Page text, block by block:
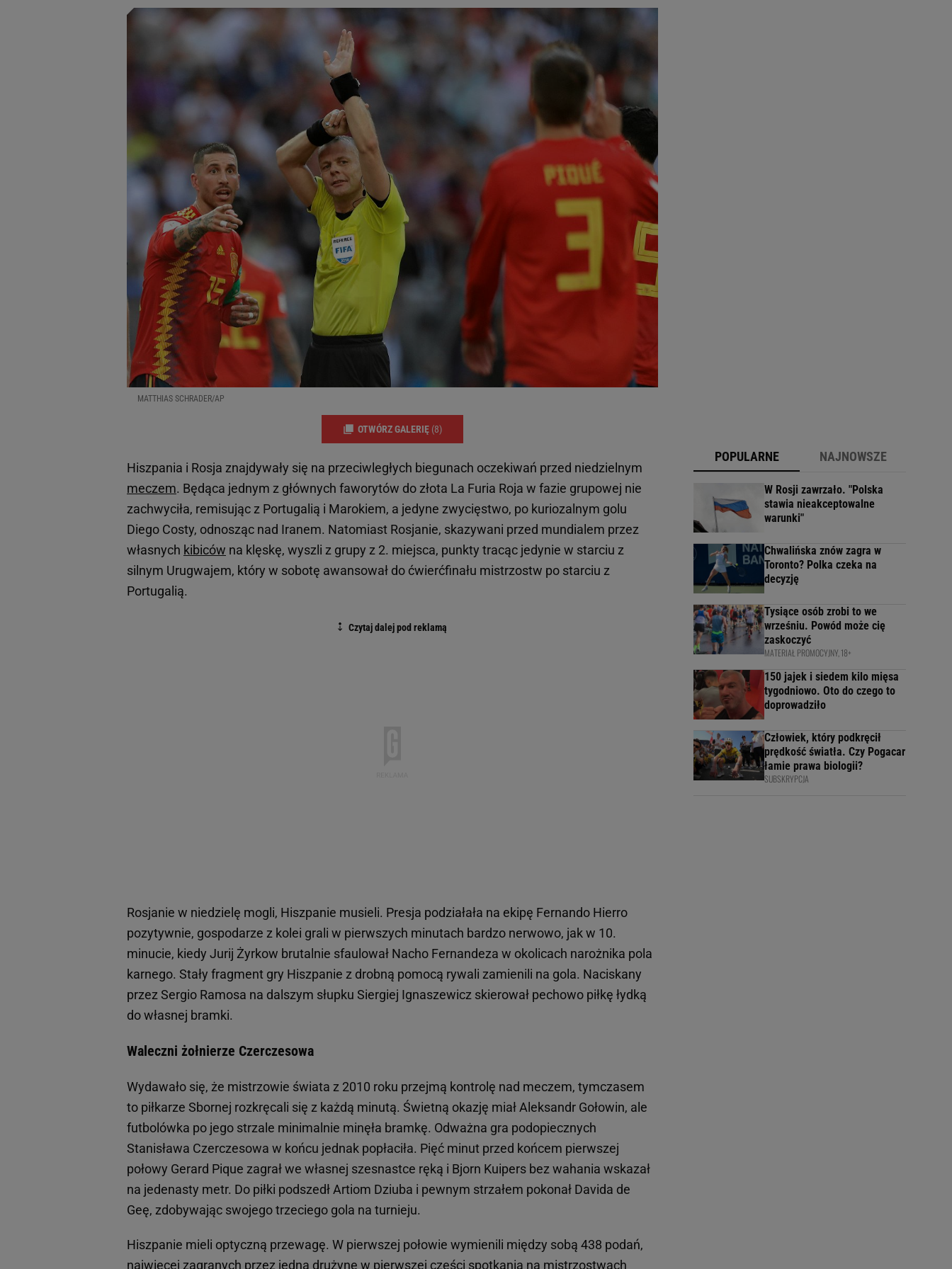
MATTHIAS SCHRADER/AP
OTWÓRZ GALERIĘ (8)
Hiszpania i Rosja znajdywały się na przeciwległych biegunach oczekiwań przed niedzielnym
meczem. Będąca jednym z głównych faworytów do złota La Furia Roja w fazie grupowej nie
zachwyciła, remisując z Portugalią i Marokiem, a jedyne zwycięstwo, po kuriozalnym golu
Diego Costy, odnosząc nad Iranem. Natomiast Rosjanie, skazywani przed mundialem przez
własnych kibiców na klęskę, wyszli z grupy z 2. miejsca, punkty tracąc jedynie w starciu z
silnym Urugwajem, który w sobotę awansował do ćwierćfinału mistrzostw po starciu z
Portugalią.
Rosjanie w niedzielę mogli, Hiszpanie musieli. Presja podziałała na ekipę Fernando Hierro
pozytywnie, gospodarze z kolei grali w pierwszych minutach bardzo nerwowo, jak w 10.
minucie, kiedy Jurij Żyrkow brutalnie sfaulował Nacho Fernandeza w okolicach narożnika pola
karnego. Stały fragment gry Hiszpanie z drobną pomocą rywali zamienili na gola. Naciskany
przez Sergio Ramosa na dalszym słupku Siergiej Ignaszewicz skierował pechowo piłkę łydką
do własnej bramki.
Waleczni żołnierze Czerczesowa
Wydawało się, że mistrzowie świata z 2010 roku przejmą kontrolę nad meczem, tymczasem
to piłkarze Sbornej rozkręcali się z każdą minutą. Świetną okazję miał Aleksandr Gołowin, ale
futbolówka po jego strzale minimalnie minęła bramkę. Odważna gra podopiecznych
Stanisława Czerczesowa w końcu jednak popłaciła. Pięć minut przed końcem pierwszej
połowy Gerard Pique zagrał we własnej szesnastce ręką i Bjorn Kuipers bez wahania wskazał
na jedenasty metr. Do piłki podszedł Artiom Dziuba i pewnym strzałem pokonał Davida de
Geę, zdobywając swojego trzeciego gola na turnieju.
Hiszpanie mieli optyczną przewagę. W pierwszej połowie wymienili między sobą 438 podań,
najwięcej zagranych przez jedną drużynę w pierwszej części spotkania na mistrzostwach
POPULARNE NAJNOWSZE
W Rosji zawrzało. "Polska
stawia nieakceptowalne
warunki"
Chwalińska znów zagra w
Toronto? Polka czeka na
decyzję
Tysiące osób zrobi to we
wrześniu. Powód może cię
zaskoczyć
MATERIAŁ PROMOCYJNY, 18+
150 jajek i siedem kilo mięsa
tygodniowo. Oto do czego to
doprowadziło
Człowiek, który podkręcił
prędkość światła. Czy Pogacar
łamie prawa biologii?
SUBSKRYPCJA